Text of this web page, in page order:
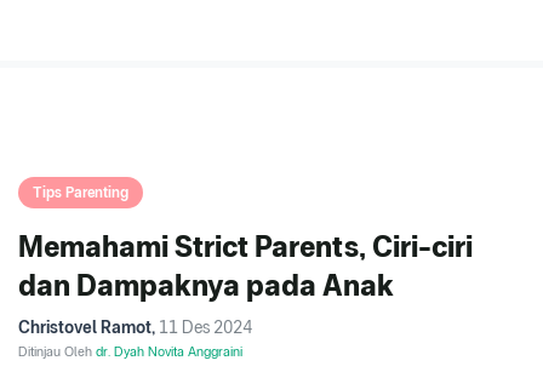
Tips Parenting
Memahami Strict Parents, Ciri-ciri
dan Dampaknya pada Anak
Christovel Ramot, 11 Des 2024
Ditinjau Oleh dr. Dyah Novita Anggraini